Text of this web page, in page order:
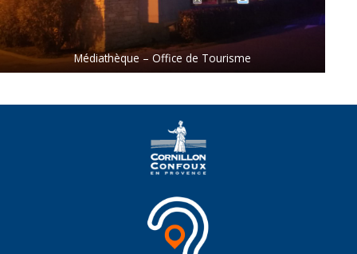
Médiathèque – Office de Tourisme